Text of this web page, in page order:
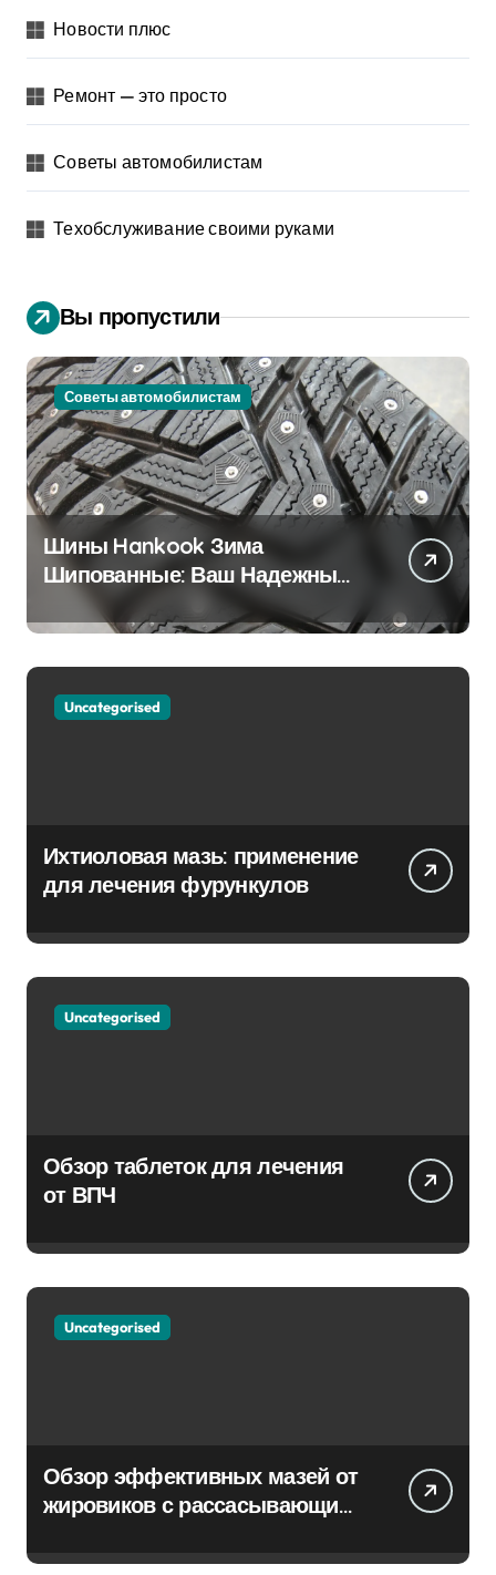
Новости плюс
Ремонт — это просто
Советы автомобилистам
Техобслуживание своими руками
Вы пропустили
Советы автомобилистам
Шины Hankook Зима
Шипованные: Ваш Надежный
Партнёр на Снежных Дорогах
Uncategorised
Ихтиоловая мазь: применение
для лечения фурункулов
Uncategorised
Обзор таблеток для лечения
от ВПЧ
Uncategorised
Обзор эффективных мазей от
жировиков с рассасывающим